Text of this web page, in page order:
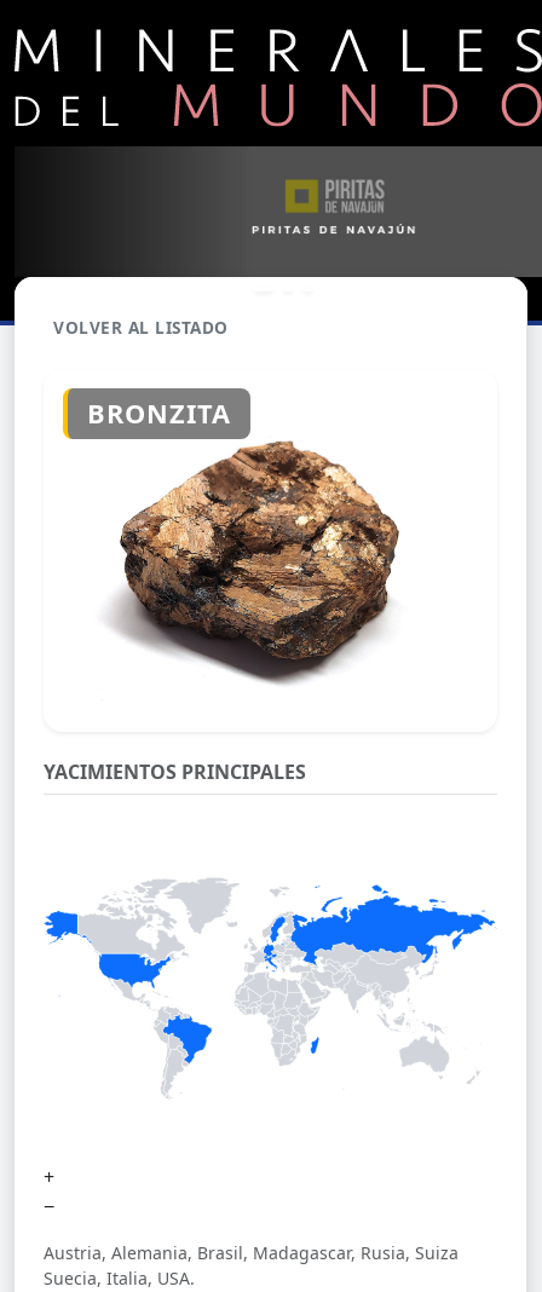
VOLVER AL LISTADO
BRONZITA
YACIMIENTOS PRINCIPALES
+
−
Austria, Alemania, Brasil, Madagascar, Rusia, Suiza
Suecia, Italia, USA.